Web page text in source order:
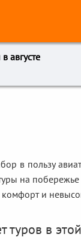
августе
в пользу
на
комфорт и
в